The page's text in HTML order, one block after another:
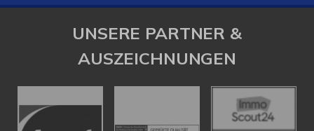
UNSERE PARTNER &
AUSZEICHNUNGEN